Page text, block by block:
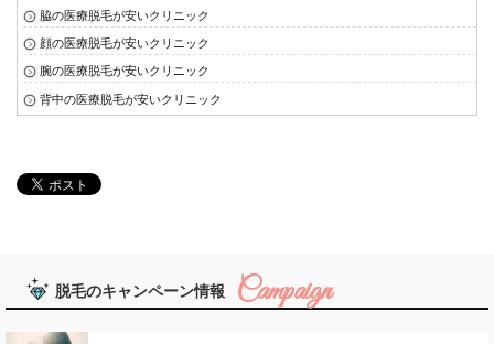
脇の医療脱毛が安いクリニック
顔の医療脱毛が安いクリニック
腕の医療脱毛が安いクリニック
背中の医療脱毛が安いクリニック
脱毛のキャンペーン情報